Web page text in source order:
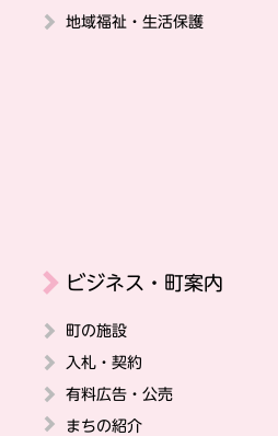
地域福祉・生活保護
ビジネス・町案内
町の施設
入札・契約
有料広告・公売
まちの紹介